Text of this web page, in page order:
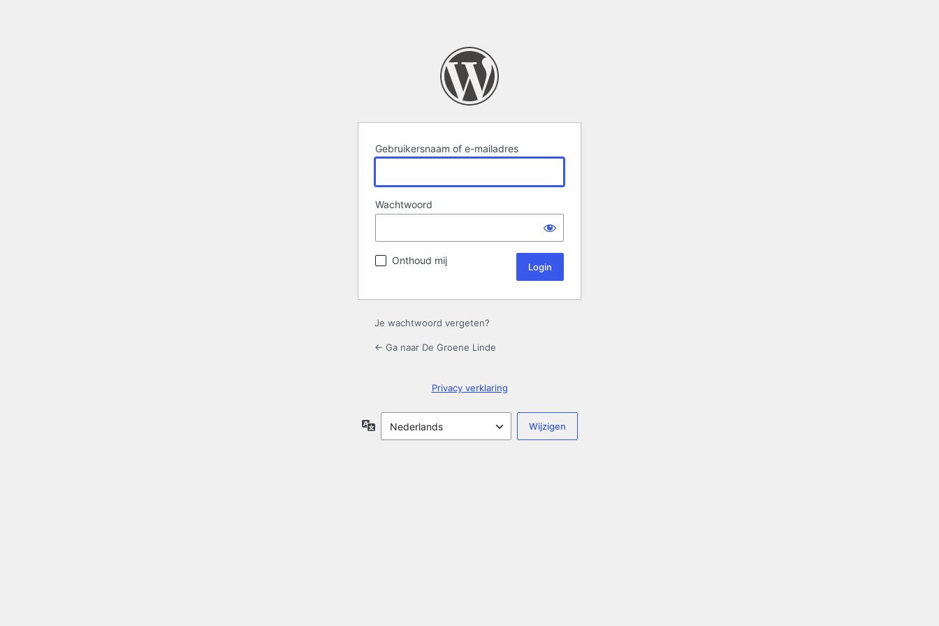
Gebruikersnaam of e-mailadres
Wachtwoord
Onthoud mij
Je wachtwoord vergeten?
← Ga naar De Groene Linde
Privacy verklaring
Taal